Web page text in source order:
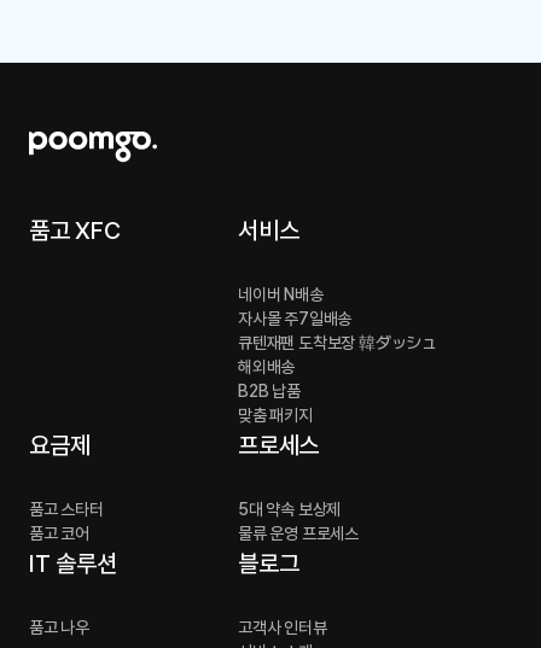
품고 XFC 서비스
네이버 N배송
자사몰 주7일배송
큐텐재팬 도착보장 韓ダッシュ
해외배송
B2B 납품
맞춤 패키지
요금제
품고 스타터
품고 코어
프로세스
5대 약속 보상제
물류 운영 프로세스
IT 솔루션
품고 나우
블로그
고객사 인터뷰